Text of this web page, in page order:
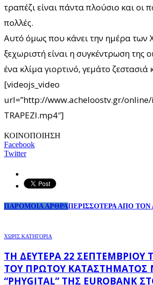
τραπέζι είναι πάντα πλούσιο και οι
πολλές.
Αυτό όμως που κάνει την ημέρα των
ξεχωριστή είναι η συγκέντρωση της
ένα κλίμα γιορτινό, γεμάτο ζεστασιά
[videojs_video
url=”http://www.acheloostv.gr/online/
TRAPEZI.mp4″]
ΚΟΙΝΟΠΟΙΗΣΗ
Facebook
Twitter
ΠΑΡΟΜΟΙΑ ΑΡΘΡΑΠΕΡΙΣΣΟΤΕΡΑ ΑΠΟ
ΧΩΡΊΣ ΚΑΤΗΓΟΡΊΑ
ΤΗ ΔΕΥΤΈΡΑ 22 ΣΕΠΤΕΜΒΡΊΟΥ
ΤΟΥ ΠΡΏΤΟΥ ΚΑΤΑΣΤΉΜΑΤΟΣ
“PHYGITAL” ΤΗΣ EUROBANK